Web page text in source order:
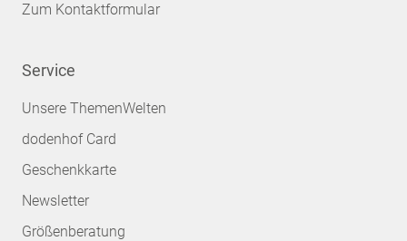
Zum Kontaktformular
Service
Unsere ThemenWelten
dodenhof Card
Geschenkkarte
Newsletter
Größenberatung